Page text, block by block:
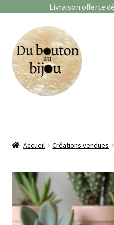
Livraison offerte
Aller
la
navigation
Aller
au
contenu
Bracelets
Enfants
Accueil Créations vendues